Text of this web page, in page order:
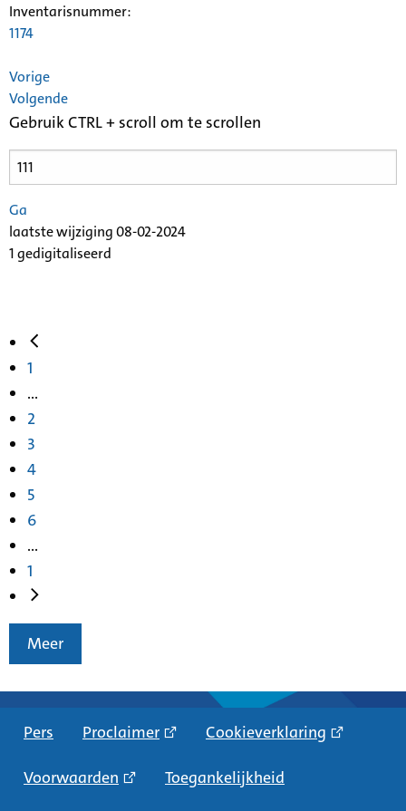
Inventarisnummer:
1174
Vorige
Volgende
Gebruik CTRL + scroll om te scrollen
Ga
laatste wijziging 08-02-2024
1 gedigitaliseerd
1
...
2
3
4
5
6
...
1
Meer
Pers Proclaimer Cookieverklaring
Voorwaarden Toegankelijkheid